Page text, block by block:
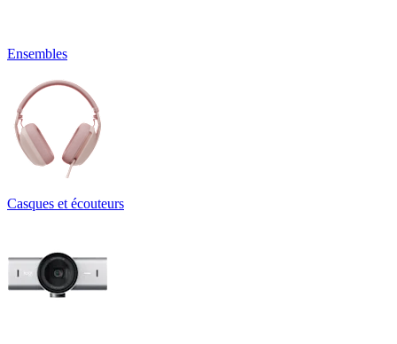
Ensembles
Casques et écouteurs